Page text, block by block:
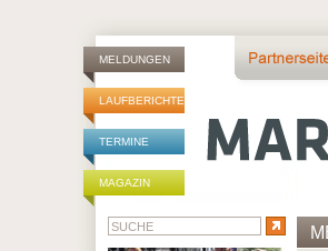
MELDUNGEN
LAUFBERICHTE
TERMINE
MAGAZIN